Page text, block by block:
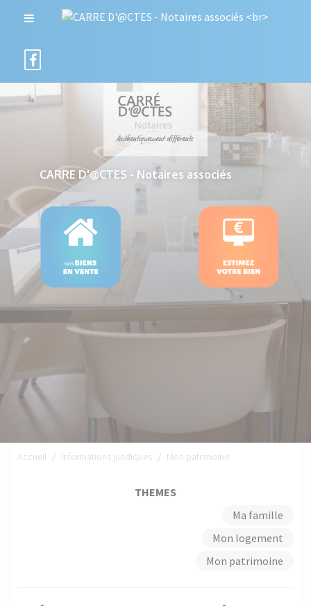
CARRE D'@CTES - Notaires associés
Accueil Informations juridiques Mon patrimoine
THEMES
Ma famille
Mon logement
Mon patrimoine